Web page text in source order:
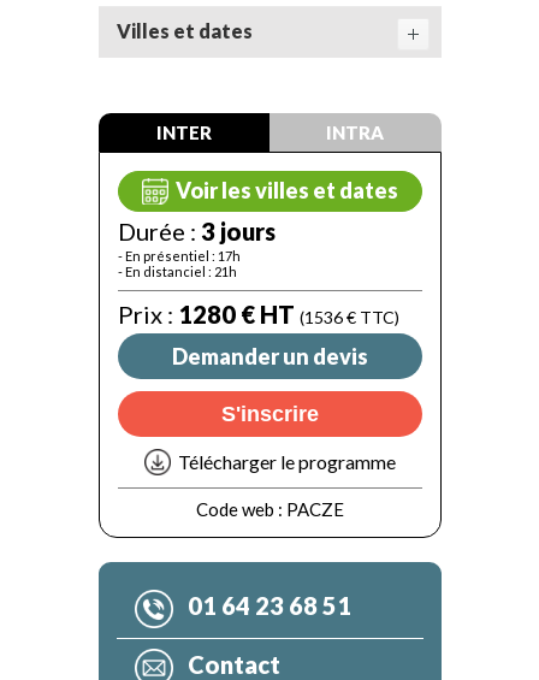
CONSEILS MICRO-COACHING
QUESTIONNAIRE GRATUIT
Villes et dates
INTER
Voir les villes et dates
Durée : 3 jours
- En présentiel : 17h
- En distanciel : 21h
Prix : 1280 € HT (1536 € TTC)
Demander un devis
S'inscrire
Télécharger le programme
Code web : PACZE
INTRA
01 64 23 68 51
Contact